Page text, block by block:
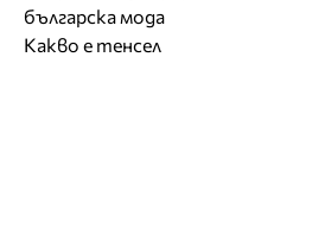
българска мода
Какво е тенсел